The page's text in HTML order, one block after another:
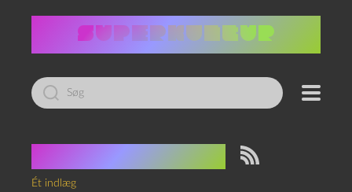
Led
efter:
Ét indlæg